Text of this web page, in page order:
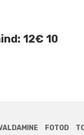
12€ 10
FOTOD